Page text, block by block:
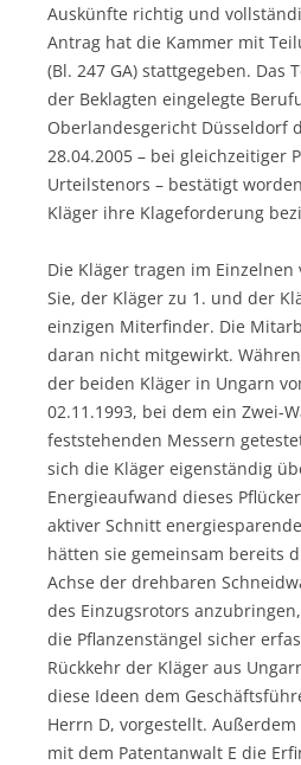
Auskünfte richtig und
Antrag hat die Kammer mit
(Bl. 247 GA) stattgegeben. Das
der Beklagten eingelegte
Oberlandesgericht Düsseldorf
28.04.2005 – bei gleichzeitiger
Urteilstenors – bestätigt
Kläger ihre Klageforderung
Die Kläger tragen im Einzelnen
Sie, der Kläger zu 1. und der
einzigen Miterfinder. Die
daran nicht mitgewirkt.
der beiden Kläger in Ungarn
02.11.1993, bei dem ein Zwei-
feststehenden Messern
sich die Kläger eigenständig
Energieaufwand dieses
aktiver Schnitt
hätten sie gemeinsam bereits
Achse der drehbaren
des Einzugsrotors
die Pflanzenstängel sicher
Rückkehr der Kläger aus
diese Ideen dem
Herrn D, vorgestellt.
mit dem Patentanwalt E die